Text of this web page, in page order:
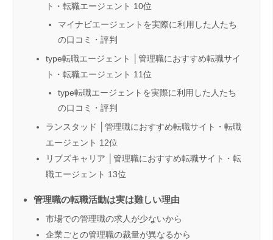
ト・転職エージェント 10位
マイナビエージェントを実際に利用した人たち
の口コミ・評判
type転職エージェント │管理職におすすめ転職サイ
ト・転職エージェント 11位
type転職エージェントを実際に利用した人たち
の口コミ・評判
ランスタッド │管理職におすすめ転職サイト・転職
エージェント 12位
リブズキャリア │管理職におすすめ転職サイト・転
職エージェント 13位
管理職の転職活動は実は難しい理由
市場での管理職の求人が少ないから
企業ごとの管理職の裁量が異なるから